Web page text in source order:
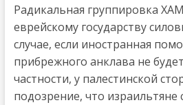
Радикальная группировка
еврейскому государству
случае, если иностранная
прибрежного анклава не
частности, у палестинской
подозрение, что израильтяне